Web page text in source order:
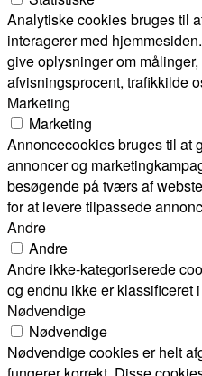
Analytiske cookies bruges til
interagerer med
give oplysninger om
afvisningsprocent, trafikkilde
Marketing
Marketing
Annoncecookies bruges til at
annoncer og
besøgende på tværs af
for at levere tilpassede
Andre
Andre
Andre ikke-kategoriserede
og endnu ikke er klassificeret
Nødvendige
Nødvendige
Nødvendige cookies er helt